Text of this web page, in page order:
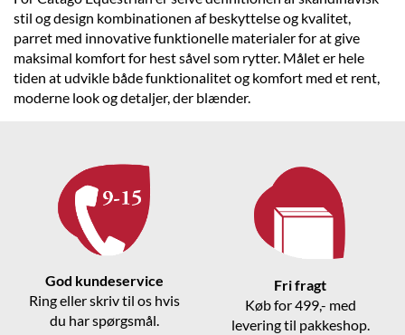
stil og design kombinationen af beskyttelse og kvalitet,
parret med innovative funktionelle materialer for at give
maksimal komfort for hest såvel som rytter. Målet er hele
tiden at udvikle både funktionalitet og komfort med et rent,
moderne look og detaljer, der blænder.
God kundeservice
Ring eller skriv til os hvis
du har spørgsmål.
Fri fragt
Køb for 499,- med
levering til pakkeshop.